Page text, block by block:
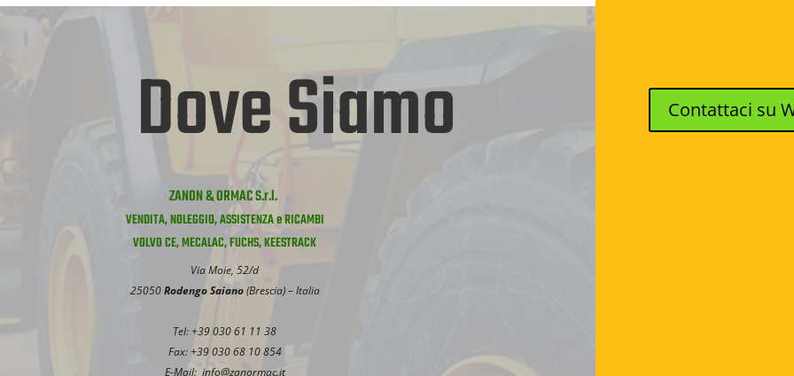
Dove Siamo
ZANON & ORMAC S.r.l.
VENDITA, NOLEGGIO, ASSISTENZA e RICAMBI
VOLVO CE, MECALAC, FUCHS, KEESTRACK
Via Moie, 52/d
25050Rodengo Saiano(Brescia) – Italia
Tel: +39 030 61 11 38
Fax: +39 030 68 10 854
E-Mail: info@zanormac.it
Contattaci su